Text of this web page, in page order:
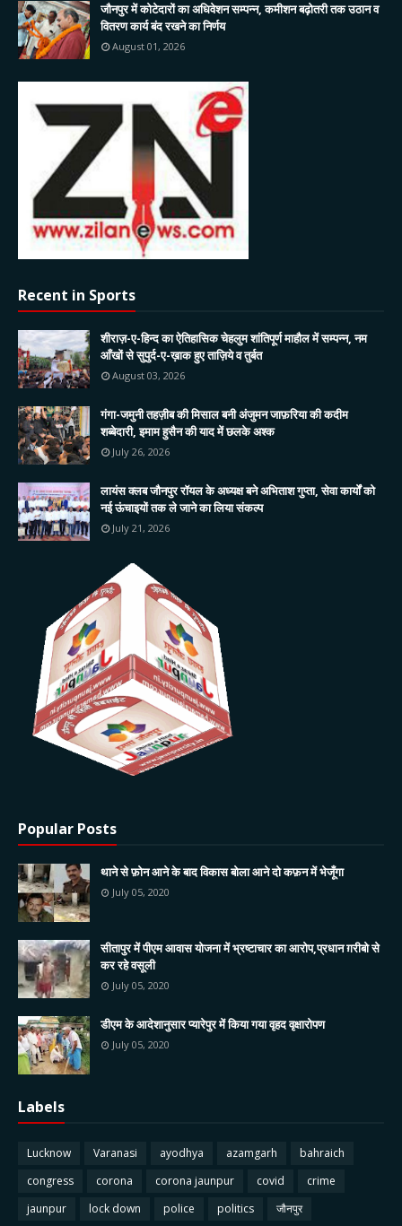
जौनपुर में कोटेदारों का अधिवेशन सम्पन्न, कमीशन बढ़ोतरी तक उठान व
वितरण कार्य बंद रखने का निर्णय
August 01, 2026
Recent in Sports
शीराज़-ए-हिन्द का ऐतिहासिक चेहलुम शांतिपूर्ण माहौल में सम्पन्न, नम
आँखों से सुपुर्द-ए-ख़ाक हुए ताज़िये व तुर्बत
August 03, 2026
गंगा-जमुनी तहज़ीब की मिसाल बनी अंजुमन जाफ़रिया की कदीम
शब्बेदारी, इमाम हुसैन की याद में छलके अश्क
July 26, 2026
लायंस क्लब जौनपुर रॉयल के अध्यक्ष बने अभिताश गुप्ता, सेवा कार्यों को
नई ऊंचाइयों तक ले जाने का लिया संकल्प
July 21, 2026
Popular Posts
थाने से फ़ोन आने के बाद विकास बोला आने दो कफ़न में भेजूँगा
July 05, 2020
सीतापुर में पीएम आवास योजना में भ्रष्टाचार का आरोप,प्रधान ग़रीबो से
कर रहे वसूली
July 05, 2020
डीएम के आदेशानुसार प्यारेपुर में किया गया वृहद वृक्षारोपण
July 05, 2020
Labels
Lucknow Varanasi ayodhya azamgarh
bahraich
congress
corona corona jaunpur covid
crime
jaunpur
lock down police politics जौनपुर